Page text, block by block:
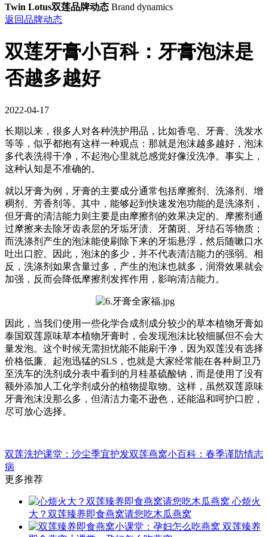
Twin Lotus双莲品牌动态 Brand dynamics
返回品牌动态
双莲牙膏小百科：牙膏泡沫是
否越多越好
2022-04-17
长期以来，很多人对各种洗护用品，比如香皂、牙膏、洗发水
等等，似乎都抱有这样一种观点：那就是泡沫越多越好，泡沫
多代表洗得干净，不起泡心里就总感觉好像没洗净。事实上，
这种认知是不准确的。
就以牙膏为例，牙膏的主要成分通常包括摩擦剂、洗涤剂、增
稠剂、芳香剂等。其中，能够起到快速发泡功能的是洗涤剂，
但牙膏的清洁能力则主要是由摩擦剂的效果决定的。摩擦剂通
过摩擦来去除牙齿表层的牙垢牙渍、牙菌斑、牙结石等物质；
而洗涤剂产生的泡沫能使刷除下来的牙垢悬浮，然后随嗽口水
吐出口腔。因此，泡沫的多少，并不代表清洁能力的强弱。相
反，洗涤剂如果含量过多，产生的泡沫也就多，润滑效果就会
加强，反而会降低摩擦剂发挥作用，影响清洁能力。
因此，当我们使用一些化学合成剂成分较少的草本植物牙膏如
泰国双莲原味草本植物牙膏时，会发现泡沫比较细腻但不会大
量发泡。这个时候无需担忧能不能刷干净，因为双莲没有选择
价格低廉、起泡迅猛的SLS，也就是大家经常能在各种厨卫乃
至洗车的洗剂成分表中看到的月桂基硫酸钠，而是使用了没有
额外添加人工化学剂成分的植物提取物。这样，虽然双莲原味
牙膏泡沫没那么多，但清洁力毫不逊色，还能温和呵护口腔，
尽可放心选择。
双莲洗护课堂：沙尘季宜护发双莲燕窝小百科：春季谨防情志
病
更多推荐
心烦火
大？双莲臻养即食燕窝请您吃木瓜燕窝
双莲臻养